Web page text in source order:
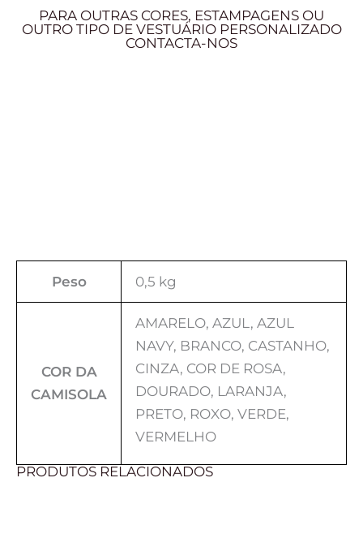
PARA OUTRAS CORES, ESTAMPAGENS OU
OUTRO TIPO DE VESTUÁRIO PERSONALIZADO
CONTACTA-NOS
Peso 0,5 kg
COR DA
CAMISOLA
AMARELO, AZUL, AZUL
NAVY, BRANCO, CASTANHO,
CINZA, COR DE ROSA,
DOURADO, LARANJA,
PRETO, ROXO, VERDE,
VERMELHO
PRODUTOS RELACIONADOS